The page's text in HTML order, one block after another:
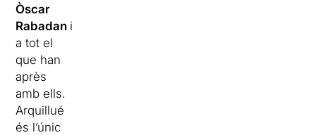
Òscar
Rabadan i
a tot el
que han
après
amb ells.
Arquillué
és l’únic